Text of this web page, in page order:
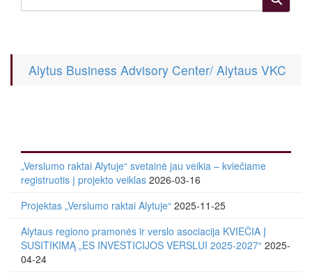
Alytus Business Advisory Center/ Alytaus VKC
„Verslumo raktai Alytuje“ svetainė jau veikia – kviečiame
registruotis į projekto veiklas 2026-03-16
Projektas „Verslumo raktai Alytuje“ 2025-11-25
Alytaus regiono pramonės ir verslo asociacija KVIEČIA Į
SUSITIKIMĄ „ES INVESTICIJOS VERSLUI 2025-2027“ 2025-
04-24